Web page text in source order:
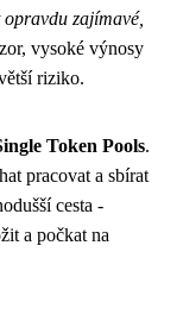
zajímavé,
vysoké výnosy
riziko.
Token Pools.
pracovat a sbírat
cesta -
a počkat na